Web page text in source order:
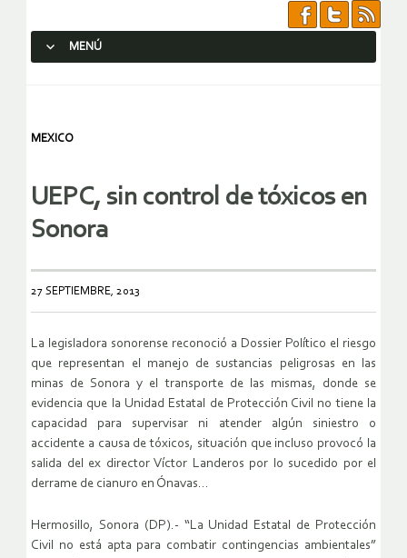
MENÚ
MEXICO
UEPC, sin control de tóxicos en
Sonora
27 SEPTIEMBRE, 2013
La legisladora sonorense reconoció a Dossier Político el riesgo
que representan el manejo de sustancias peligrosas en las
minas de Sonora y el transporte de las mismas, donde se
evidencia que la Unidad Estatal de Protección Civil no tiene la
capacidad para supervisar ni atender algún siniestro o
accidente a causa de tóxicos, situación que incluso provocó la
salida del ex director Víctor Landeros por lo sucedido por el
derrame de cianuro en Ónavas…
Hermosillo, Sonora (DP).- “La Unidad Estatal de Protección
Civil no está apta para combatir contingencias ambientales”